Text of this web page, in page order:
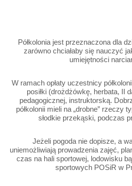
Półkolonia jest przeznaczona dla
zarówno chciałaby się nauczyć
umiejętności
W ramach opłaty uczestnicy
posiłki (drożdżówkę, herbata, II
pedagogicznej, instruktorską.
półkolonii mieli na „drobne” rzeczy
słodkie przekąski, podczas
Jeżeli pogoda nie dopisze, a
uniemożliwiają prowadzenia zajęć,
czas na hali sportowej, lodowisku
sportowych POSiR w